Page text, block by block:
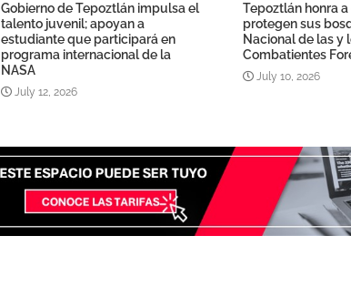
Gobierno de Tepoztlán impulsa el
talento juvenil; apoyan a
estudiante que participará en
programa internacional de la
NASA
July 12, 2026
Tepoztlán honra
protegen sus
Nacional de las y
Combatientes
July 10, 2026